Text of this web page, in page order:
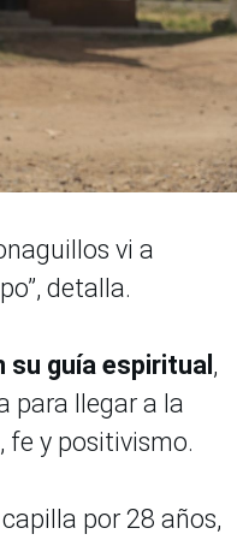
vi a
detalla.
guía espiritual ,
para llegar a la
fe y positivismo.
por 28 años,